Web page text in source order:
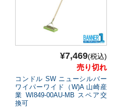
¥7,469(税込)
売り切れ
コンドル SW ニューシルバー
ワイパーワイド（W)A 山崎産
業 WI849-00AU-MB スペア交
換可